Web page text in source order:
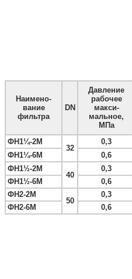
Наимено­
вание
фильтра
DN
Давление
рабочее
макси­
мальное,
МПа
ФН1¼-2М
32
0,3
ФН1¼-6М
0,6
ФН1½-2М
40
0,3
ФН1½-6М
0,6
ФН2-2М
50
0,3
ФН2-6М 0,6